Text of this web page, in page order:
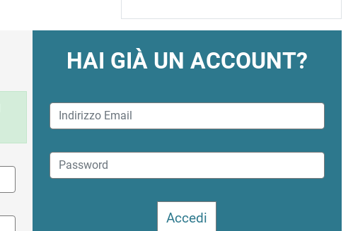
HAI GIÀ UN ACCOUNT?